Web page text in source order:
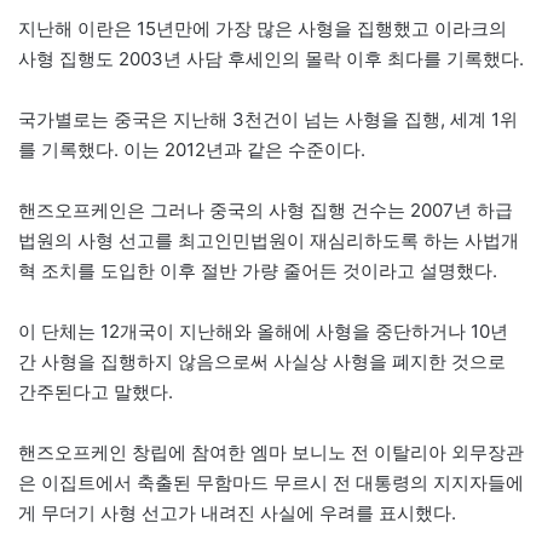
지난해 이란은 15년만에 가장 많은 사형을 집행했고 이라크의
사형 집행도 2003년 사담 후세인의 몰락 이후 최다를 기록했다.
국가별로는 중국은 지난해 3천건이 넘는 사형을 집행, 세계 1위
를 기록했다. 이는 2012년과 같은 수준이다.
핸즈오프케인은 그러나 중국의 사형 집행 건수는 2007년 하급
법원의 사형 선고를 최고인민법원이 재심리하도록 하는 사법개
혁 조치를 도입한 이후 절반 가량 줄어든 것이라고 설명했다.
이 단체는 12개국이 지난해와 올해에 사형을 중단하거나 10년
간 사형을 집행하지 않음으로써 사실상 사형을 폐지한 것으로
간주된다고 말했다.
핸즈오프케인 창립에 참여한 엠마 보니노 전 이탈리아 외무장관
은 이집트에서 축출된 무함마드 무르시 전 대통령의 지지자들에
게 무더기 사형 선고가 내려진 사실에 우려를 표시했다.